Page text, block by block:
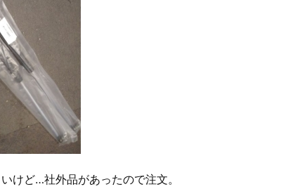
けど…社外品があったので注文。